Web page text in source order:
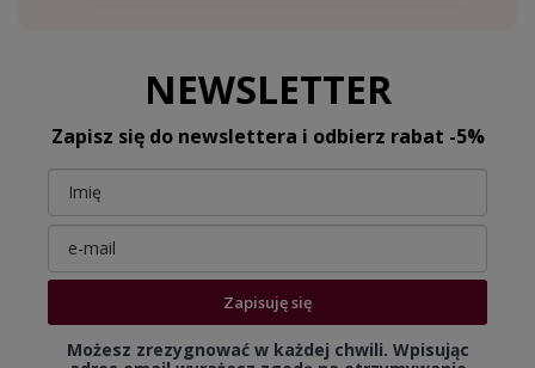
NEWSLETTER
Zapisz się do newslettera i odbierz rabat -5%
Zapisuję się
Możesz zrezygnować w każdej chwili. Wpisując